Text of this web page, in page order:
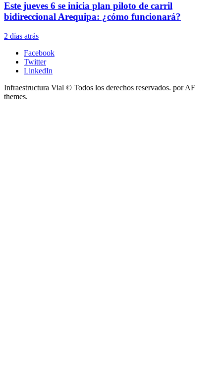
Este jueves 6 se inicia plan piloto de carril
bidireccional Arequipa: ¿cómo funcionará?
2 días atrás
Facebook
Twitter
LinkedIn
Infraestructura Vial © Todos los derechos reservados. por AF
themes.